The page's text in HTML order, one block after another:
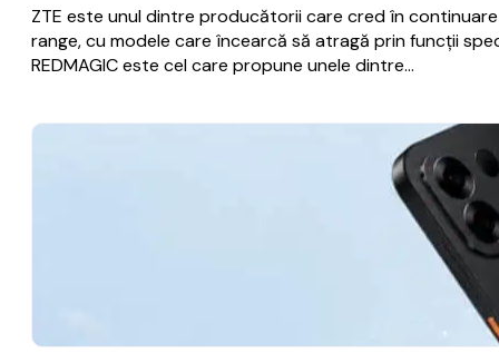
ZTE este unul dintre producătorii care cred în
range, cu modele care încearcă să atragă prin funcții
REDMAGIC este cel care propune unele dintre…